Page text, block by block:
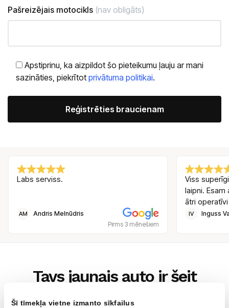
Šī tīmekļa vietne izmanto sīkfailus
Pašreizējais motocikls (nav obligāts)
Apstiprinu, ka aizpildot šo pieteikumu ļauju ar mani
sazināties, piekrītot privātuma politikai.
Labs serviss.
AM
Andris Melnūdris
Pirms 3 mēnešiem
Viss
laipni. Esam
ātri
IV Inguss
Tavs jaunais auto ir šeit
AUTOBRAVA Motors dīlercentrs, kas atrodas Kārļa Ulmaņa gatvē